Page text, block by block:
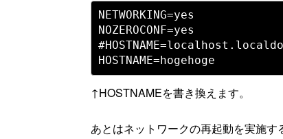
NETWORKING=yes
NOZEROCONF=yes
↑HOSTNAMEを書き換えます。
あとはネットワークの再起動を実施